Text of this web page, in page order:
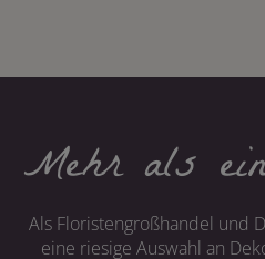
Mehr als
Als Floristengroßhandel und
eine riesige Auswahl an